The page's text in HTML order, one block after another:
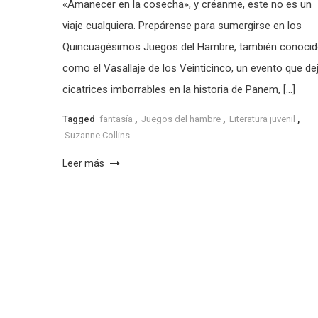
«Amanecer en la cosecha», y créanme, este no es un
viaje cualquiera. Prepárense para sumergirse en los
Quincuagésimos Juegos del Hambre, también
como el Vasallaje de los Veinticinco, un evento que
cicatrices imborrables en la historia de Panem, […]
Tagged fantasía Juegos del hambre Literatura juvenil
Suzanne Collins
Leer más